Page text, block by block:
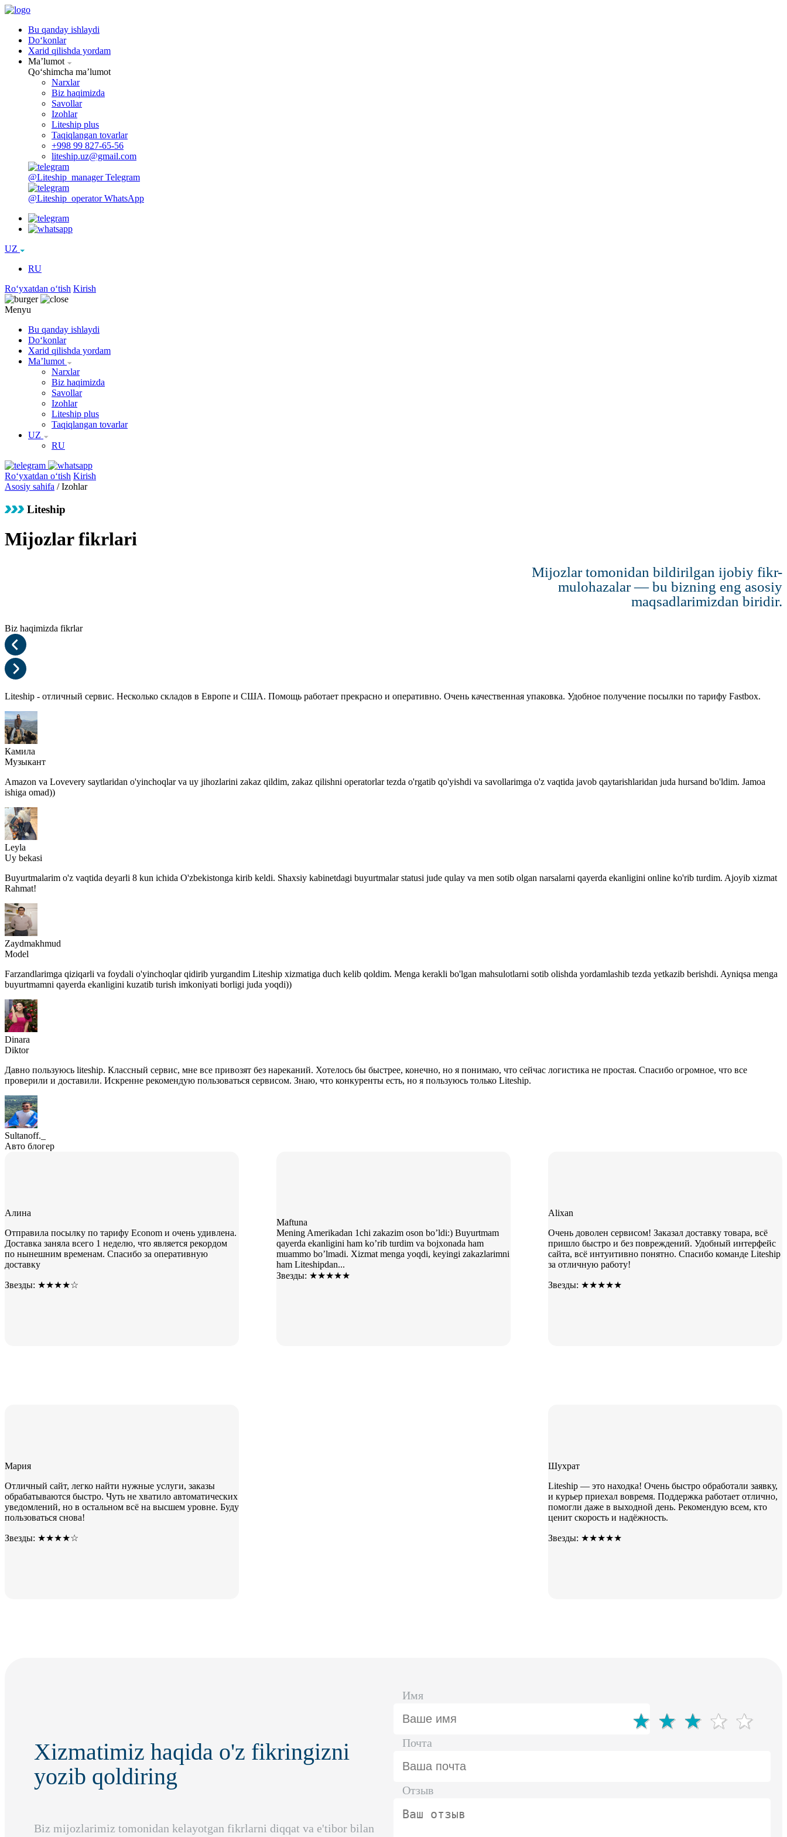
Bu qanday ishlaydi
Doʻkonlar
Xarid qilishda yordam
Maʼlumot
Qoʻshimcha maʼlumot
Narxlar
Biz haqimizda
Savollar
Izohlar
Liteship plus
Taqiqlangan tovarlar
+998 99 827-65-56
liteship.uz@gmail.com
@Liteship_manager Telegram
@Liteship_operator WhatsApp
UZ
RU
Roʻyxatdan oʻtish Kirish
Menyu
Bu qanday ishlaydi
Doʻkonlar
Xarid qilishda yordam
Maʼlumot
Narxlar
Biz haqimizda
Savollar
Izohlar
Liteship plus
Taqiqlangan tovarlar
UZ
RU
Roʻyxatdan oʻtish Kirish
Asosiy sahifa / Izohlar
Liteship
Mijozlar fikrlari
Mijozlar tomonidan bildirilgan ijobiy fikr-
mulohazalar — bu bizning eng asosiy
maqsadlarimizdan biridir.
Biz haqimizda fikrlar
Liteship - отличный сервис. Несколько складов в Европе и США. Помощь работает прекрасно и оперативно. Очень качественная упаковка. Удобное получение посылки по тарифу Fastbox.
Камила
Музыкант
Amazon va Lovevery saytlaridan o'yinchoqlar va uy jihozlarini zakaz qildim, zakaz qilishni operatorlar tezda o'rgatib qo'yishdi va savollarimga o'z vaqtida javob qaytarishlaridan juda hursand bo'ldim. Jamoa
ishiga omad))
Leyla
Uy bekasi
Buyurtmalarim o'z vaqtida deyarli 8 kun ichida O'zbekistonga kirib keldi. Shaxsiy kabinetdagi buyurtmalar statusi jude qulay va men sotib olgan narsalarni qayerda ekanligini online ko'rib turdim. Ajoyib xizmat
Rahmat!
Zaydmakhmud
Model
Farzandlarimga qiziqarli va foydali o'yinchoqlar qidirib yurgandim Liteship xizmatiga duch kelib qoldim. Menga kerakli bo'lgan mahsulotlarni sotib olishda yordamlashib tezda yetkazib berishdi. Ayniqsa menga
buyurtmamni qayerda ekanligini kuzatib turish imkoniyati borligi juda yoqdi))
Dinara
Diktor
Давно пользуюсь liteship. Классный сервис, мне все привозят без нареканий. Хотелось бы быстрее, конечно, но я понимаю, что сейчас логистика не простая. Спасибо огромное, что все
проверили и доставили. Искренне рекомендую пользоваться сервисом. Знаю, что конкуренты есть, но я пользуюсь только Liteship.
Sultanoff._
Авто блогер
Алина
Отправила посылку по тарифу Econom и очень удивлена.
Доставка заняла всего 1 неделю, что является рекордом
по нынешним временам. Спасибо за оперативную
доставку
Звезды: ★★★★☆
Maftuna
Mening Amerikadan 1chi zakazim oson bo’ldi:) Buyurtmam
qayerda ekanligini ham ko’rib turdim va bojxonada ham
muammo bo’lmadi. Xizmat menga yoqdi, keyingi zakazlarimni
ham Liteshipdan...
Звезды: ★★★★★
Alixan
Очень доволен сервисом! Заказал доставку товара, всё
пришло быстро и без повреждений. Удобный интерфейс
сайта, всё интуитивно понятно. Спасибо команде Liteship
за отличную работу!
Звезды: ★★★★★
Мария
Отличный сайт, легко найти нужные услуги, заказы
обрабатываются быстро. Чуть не хватило автоматических
уведомлений, но в остальном всё на высшем уровне. Буду
пользоваться снова!
Звезды: ★★★★☆
Шухрат
Liteship — это находка! Очень быстро обработали заявку,
и курьер приехал вовремя. Поддержка работает отлично,
помогли даже в выходной день. Рекомендую всем, кто
ценит скорость и надёжность.
Звезды: ★★★★★
Xizmatimiz haqida o'z fikringizni
yozib qoldiring
Biz mijozlarimiz tomonidan kelayotgan fikrlarni diqqat va e'tibor bilan
Имя
Почта
Отзыв